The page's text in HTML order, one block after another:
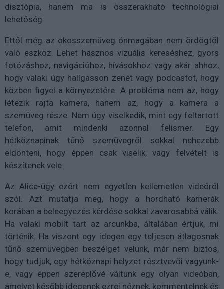
disztópia, hanem ma is összerakható technológiai
lehetőség.
Ettől még az okosszemüveg önmagában nem ördögtől
való eszköz. Lehet hasznos vizuális kereséshez, gyors
fotózáshoz, navigációhoz, hívásokhoz vagy akár ahhoz,
hogy valaki úgy hallgasson zenét vagy podcastot, hogy
közben figyel a környezetére. A probléma nem az, hogy
létezik rajta kamera, hanem az, hogy a kamera a
szemüveg része. Nem úgy viselkedik, mint egy feltartott
telefon, amit mindenki azonnal felismer. Egy
hétköznapinak tűnő szemüvegről sokkal nehezebb
eldönteni, hogy éppen csak viselik, vagy felvételt is
készítenek vele.
Az Alice-ügy ezért nem egyetlen kellemetlen videóról
szól. Azt mutatja meg, hogy a hordható kamerák
korában a beleegyezés kérdése sokkal zavarosabbá válik.
Ha valaki mobilt tart az arcunkba, általában értjük, mi
történik. Ha viszont egy idegen egy teljesen átlagosnak
tűnő szemüvegben beszélget velünk, már nem biztos,
hogy tudjuk, egy hétköznapi helyzet résztvevői vagyunk-
e, vagy éppen szereplővé váltunk egy olyan videóban,
amelyet később idegenek ezrei néznek, kommentelnek és